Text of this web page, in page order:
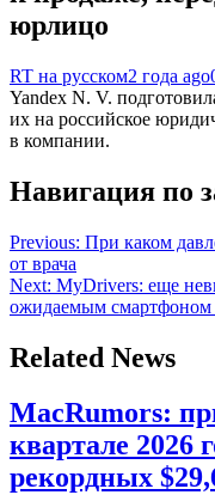
юрлицо
RT на русском2 года ago
Yandex N. V.
их на российское
в компании.
Навигация по
Previous: При каком
от врача
Next: MyDrivers: еще
ожидаемым смартфоном
Related News
MacRumors:
квартале 2026
рекордных